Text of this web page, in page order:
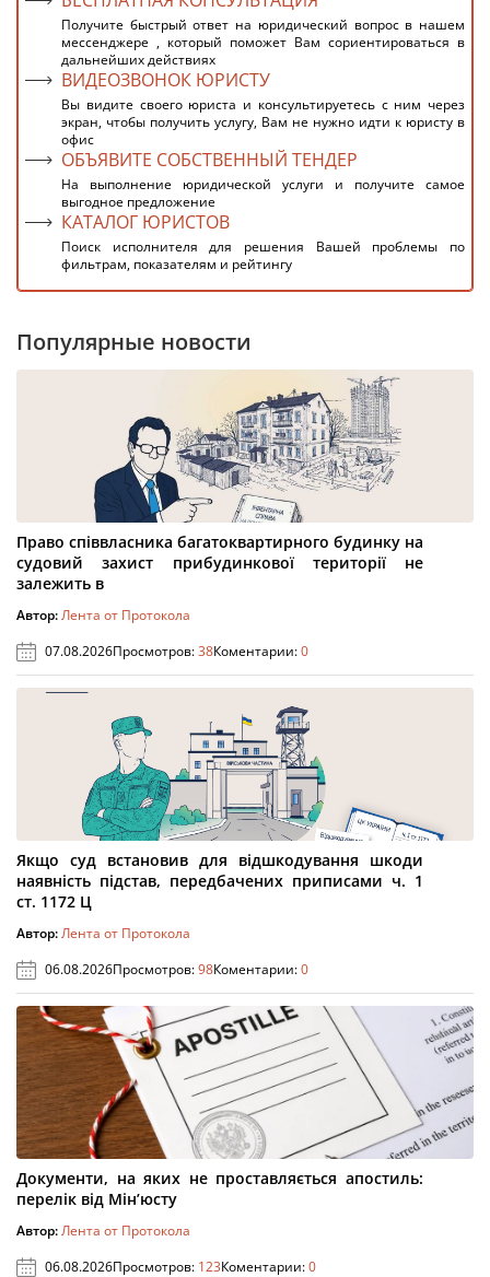
Получите быстрый ответ на юридический вопрос в нашем
мессенджере , который поможет Вам сориентироваться в
дальнейших действиях
ВИДЕОЗВОНОК ЮРИСТУ
Вы видите своего юриста и консультируетесь с ним через
экран, чтобы получить услугу, Вам не нужно идти к юристу в
офис
ОБЪЯВИТЕ СОБСТВЕННЫЙ ТЕНДЕР
На выполнение юридической услуги и получите самое
выгодное предложение
КАТАЛОГ ЮРИСТОВ
Поиск исполнителя для решения Вашей проблемы по
фильтрам, показателям и рейтингу
Популярные новости
Право співвласника багатоквартирного будинку на
судовий захист прибудинкової території не
залежить в
Автор:Лента от Протокола
07.08.2026Просмотров:38Коментарии:0
Якщо суд встановив для відшкодування шкоди
наявність підстав, передбачених приписами ч. 1
ст. 1172 Ц
Автор:Лента от Протокола
06.08.2026Просмотров:98Коментарии:0
Документи, на яких не проставляється апостиль:
перелік від Мін’юсту
Автор:Лента от Протокола
06.08.2026Просмотров: 123Коментарии:0